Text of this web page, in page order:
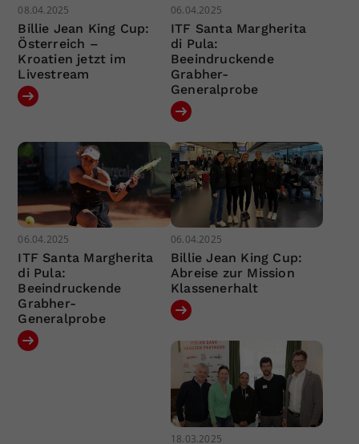
08.04.2025
Billie Jean King Cup:
Österreich –
Kroatien jetzt im
Livestream
06.04.2025
ITF Santa Margherita
di Pula:
Beeindruckende
Grabher-
Generalprobe
06.04.2025
ITF Santa Margherita
di Pula:
Beeindruckende
Grabher-
Generalprobe
06.04.2025
Billie Jean King Cup:
Abreise zur Mission
Klassenerhalt
18.03.2025